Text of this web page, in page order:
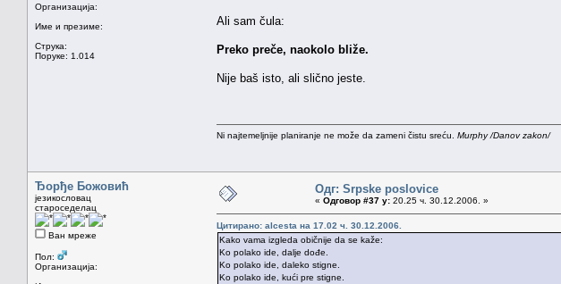
Организација:
Име и презиме:
Струка:
Поруке: 1.014
Ali sam čula:
Preko preče, naokolo bliže.
Nije baš isto, ali slično jeste.
Ni najtemeljnije planiranje ne može da zameni čistu sreću. Murphy /Danov zakon/
Ђорђе Божовић
језикословац
староседелац
Ван мреже
Пол:
Организација:
Одг: Srpske poslovice
« Одговор #37 у: 20.25 ч. 30.12.2006. »
Цитирано: alcesta на 17.02 ч. 30.12.2006.
Kako vama izgleda običnije da se kaže:
Ko polako ide, dalje dođe.
Ko polako ide, daleko stigne.
Ko polako ide, kući pre stigne.